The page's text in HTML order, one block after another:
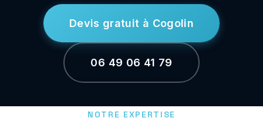
Devis gratuit à Cogolin
06 49 06 41 79
NOTRE EXPERTISE